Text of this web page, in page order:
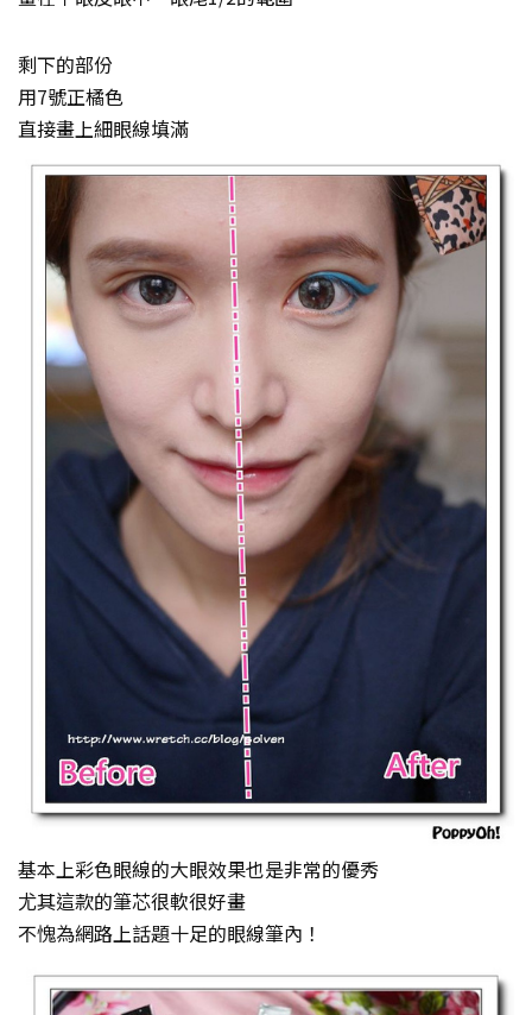
剩下的部份
用7號正橘色
直接畫上細眼線填滿
基本上彩色眼線的大眼效果也是非常的優秀
尤其這款的筆芯很軟很好畫
不愧為網路上話題十足的眼線筆內！